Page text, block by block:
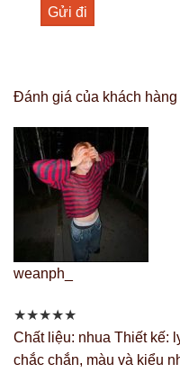
Đánh giá của khách hàng
weanph_
★★★★★
Chất liệu: nhua Thiết kế:
chắc chắn, màu và kiểu